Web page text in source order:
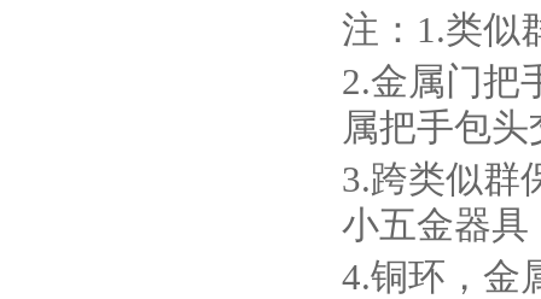
注：1.类似
2.金属门把
属把手包
3.跨类似群
小五金器具
4.铜环，金